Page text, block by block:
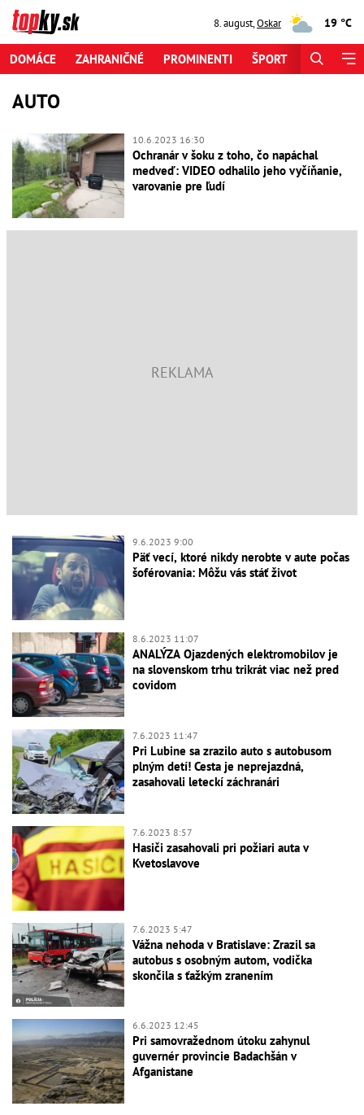
8. august,Oskar 19 °C
DOMÁCE ZAHRANIČNÉ PROMINENTI ŠPORT
AUTO
10.6.2023 16:30
Ochranár v šoku z toho, čo napáchal
medveď: VIDEO odhalilo jeho vyčíňanie,
varovanie pre ľudí
9.6.2023 9:00
Päť vecí, ktoré nikdy nerobte v aute počas
šoférovania: Môžu vás stáť život
8.6.2023 11:07
ANALÝZA Ojazdených elektromobilov je
na slovenskom trhu trikrát viac než pred
covidom
7.6.2023 11:47
Pri Lubine sa zrazilo auto s autobusom
plným detí! Cesta je neprejazdná,
zasahovali leteckí záchranári
7.6.2023 8:57
Hasiči zasahovali pri požiari auta v
Kvetoslavove
7.6.2023 5:47
Vážna nehoda v Bratislave: Zrazil sa
autobus s osobným autom, vodička
skončila s ťažkým zranením
6.6.2023 12:45
Pri samovražednom útoku zahynul
guvernér provincie Badachšán v
Afganistane